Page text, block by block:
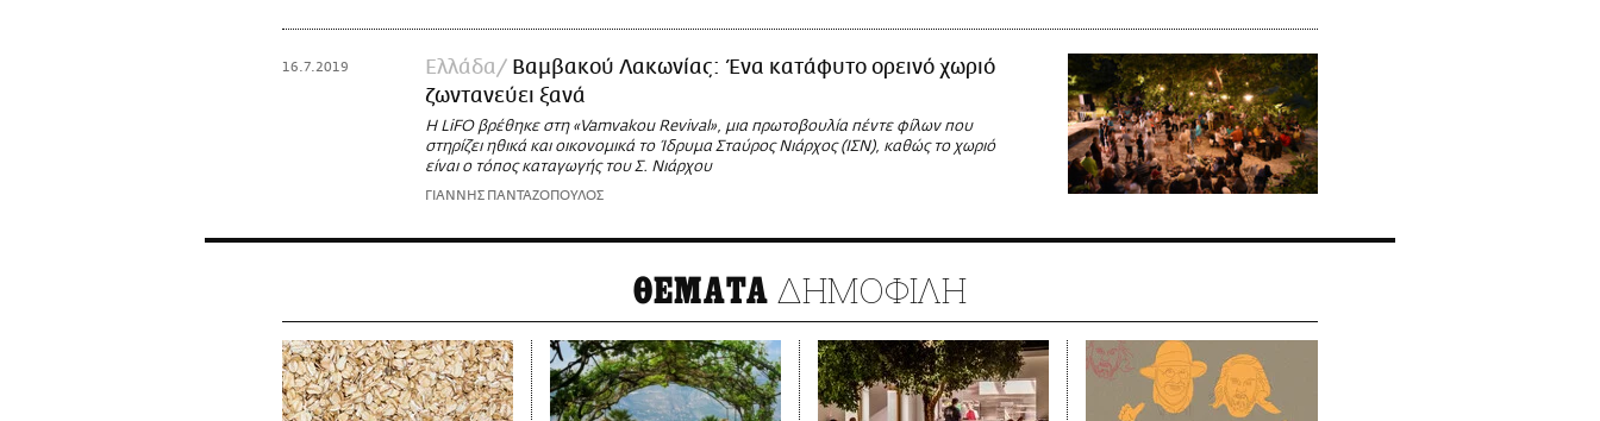
16.7.2019 Ελλάδα
Βαμβακού Λακωνίας: Ένα κατάφυτο ορεινό χωριό
ζωντανεύει ξανά
Η LiFO βρέθηκε στη «Vamvakou Revival», μια πρωτοβουλία πέντε φίλων που
στηρίζει ηθικά και οικονομικά το Ίδρυμα Σταύρος Νιάρχος (ΙΣΝ), καθώς το χωριό
είναι ο τόπος καταγωγής του Σ. Νιάρχου
ΓΙΑΝΝΗΣ ΠΑΝΤΑΖΟΠΟΥΛΟΣ
ΘΕΜΑΤΑ ΔΗΜΟΦΙΛΗ